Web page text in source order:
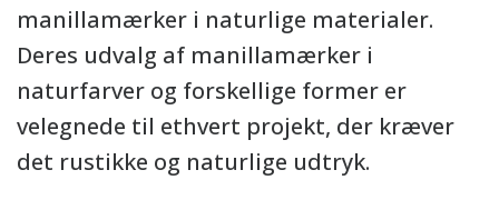
manillamærker i naturlige materialer.
Deres udvalg af manillamærker i
naturfarver og forskellige former er
velegnede til ethvert projekt, der kræver
det rustikke og naturlige udtryk.